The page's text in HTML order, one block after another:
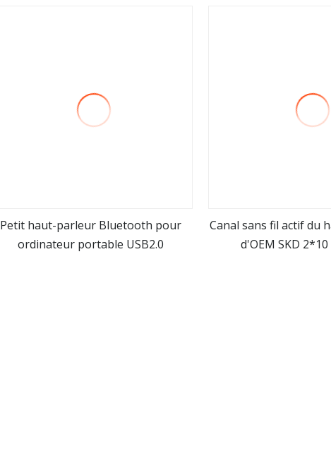
Voir plus
Petit haut-parleur Bluetooth pour
ordinateur portable USB2.0
Voir
Canal sans fil actif du
d'OEM SKD